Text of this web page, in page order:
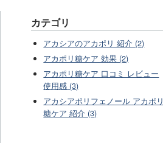
カテゴリ
アカシアのアカポリ 紹介 (2)
アカポリ糖ケア 効果 (2)
アカポリ糖ケア 口コミ レビュー
使用感 (3)
アカシアポリフェノール アカポリ
糖ケア 紹介 (3)